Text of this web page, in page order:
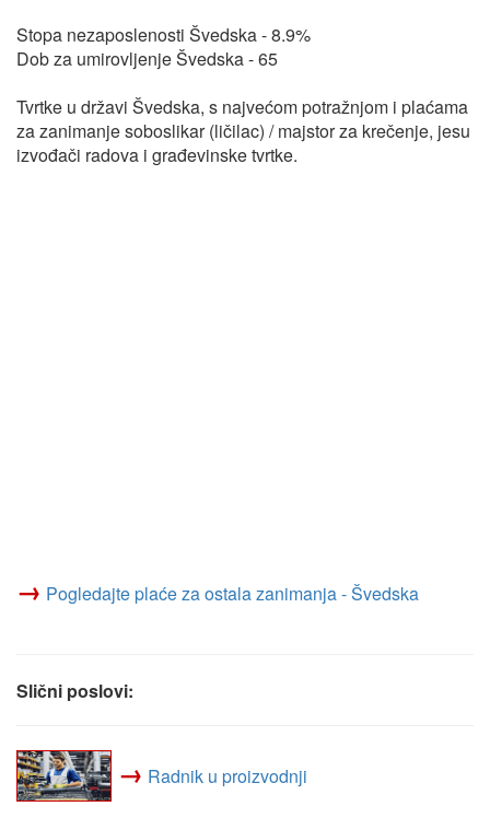
Stopa nezaposlenosti Švedska - 8.9%
Dob za umirovljenje Švedska - 65
Tvrtke u državi Švedska, s najvećom potražnjom i plaćama
za zanimanje soboslikar (ličilac) / majstor za krečenje, jesu
izvođači radova i građevinske tvrtke.
→ Pogledajte plaće za ostala zanimanja - Švedska
Slični poslovi:
→ Radnik u proizvodnji